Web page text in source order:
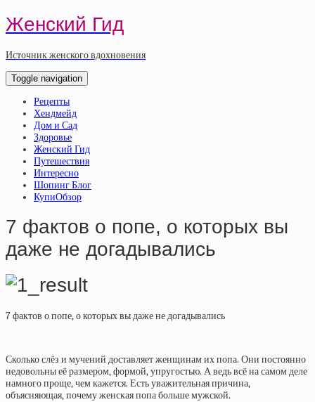
Женский Гид
Источник женского вдохновения
Toggle navigation
Рецепты
Хендмейд
Дом и Сад
Здоровье
Женский Гид
Путешествия
Интересно
Шопинг Блог
КупиОбзор
7 фактов о пoпe, о которых вы
даже не догадывались
7 фактов о попе, о которых вы даже не догадывались
Сколько слёз и мучений доставляет женщинам их попа. Они постоянно
недовольны её размером, формой, упругостью. А ведь всё на самом деле
намного проще, чем кажется. Есть уважительная причина,
объясняющая, почему женская попа больше мужской.